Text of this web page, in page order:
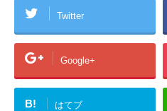
Twitter
Google+
B! はてブ